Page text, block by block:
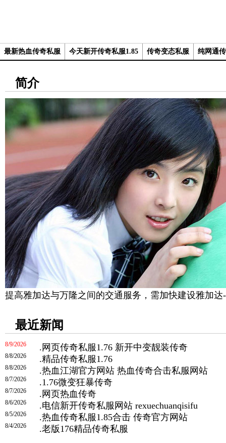
最新热血传奇私服 今天新开传奇私服1.85 传奇变态私服 纯网通
简介
提高雅加达与万隆之间的交通服务，需加快建设雅加
最近新闻
. 网页传奇私服1.76 新开中变靓装传奇
8/9/2026
.精品传奇私服1.76
8/8/2026
.热血江湖官方网站 热血传奇合击私服网站
8/8/2026
.1.76微变狂暴传奇
8/7/2026
. 网页热血传奇
8/7/2026
.电信新开传奇私服网站 rexuechuanqisifu
8/6/2026
.热血传奇私服1.85合击 传奇官方网站
8/5/2026
.老版176精品传奇私服
8/4/2026